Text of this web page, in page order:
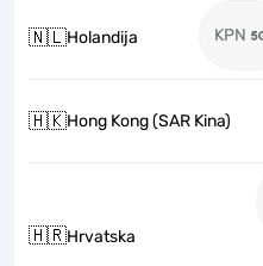
🇳🇱Holandija KPN
🇭🇰Hong Kong (SAR Kina)
🇭🇷Hrvatska